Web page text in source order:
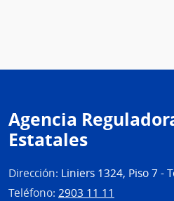
Agencia
Estatales
Dirección: Liniers 1324, Piso 7 -
Teléfono: 2903 11 11